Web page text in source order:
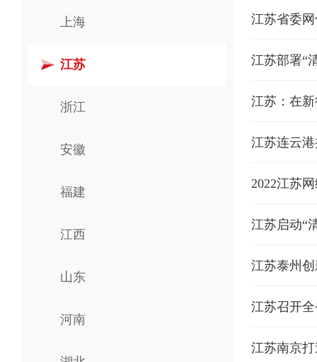
上海
江苏
浙江
安徽
福建
江西
山东
河南
江苏省委
江苏部署“
江苏：在
江苏连云
2022江苏
江苏启动“
江苏泰州
江苏召开
江苏南京